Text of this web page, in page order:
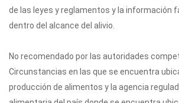
de las leyes y reglamentos y la información
dentro del alcance del alivio.
No recomendado por las autoridades
Circunstancias en las que se encuentra
producción de alimentos y la agencia